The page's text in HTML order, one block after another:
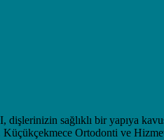
sağlıklı bir yapıya
Ortodonti ve